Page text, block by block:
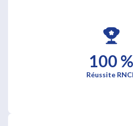
100 %
Réussite